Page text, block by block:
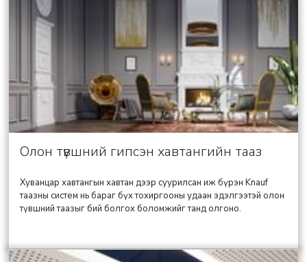
Олон түвшний гипсэн хавтангийн тааз
Хуванцар хавтангын хавтан дээр суурилсан иж бүрэн Knauf
таазны систем нь бараг бүх тохиргооны удаан эдэлгээтэй олон
түвшний таазыг бий болгох боломжийг танд олгоно.